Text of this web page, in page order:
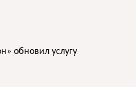
обновил услугу